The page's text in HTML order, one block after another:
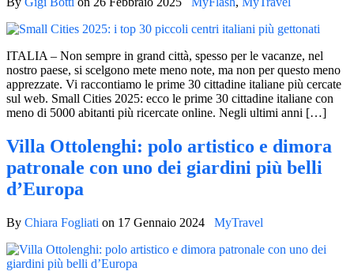
ITALIA – Non sempre in grand città, spesso per le vacanze, nel
nostro paese, si scelgono mete meno note, ma non per questo meno
apprezzate. Vi raccontiamo le prime 30 cittadine italiane più cercate
sul web. Small Cities 2025: ecco le prime 30 cittadine italiane con
meno di 5000 abitanti più ricercate online. Negli ultimi anni […]
Villa Ottolenghi: polo artistico e dimora
patronale con uno dei giardini più belli
d’Europa
By Chiara Fogliati on 17 Gennaio 2024 MyTravel